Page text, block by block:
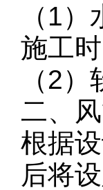
（1
施工
（2
二、
根据
后将